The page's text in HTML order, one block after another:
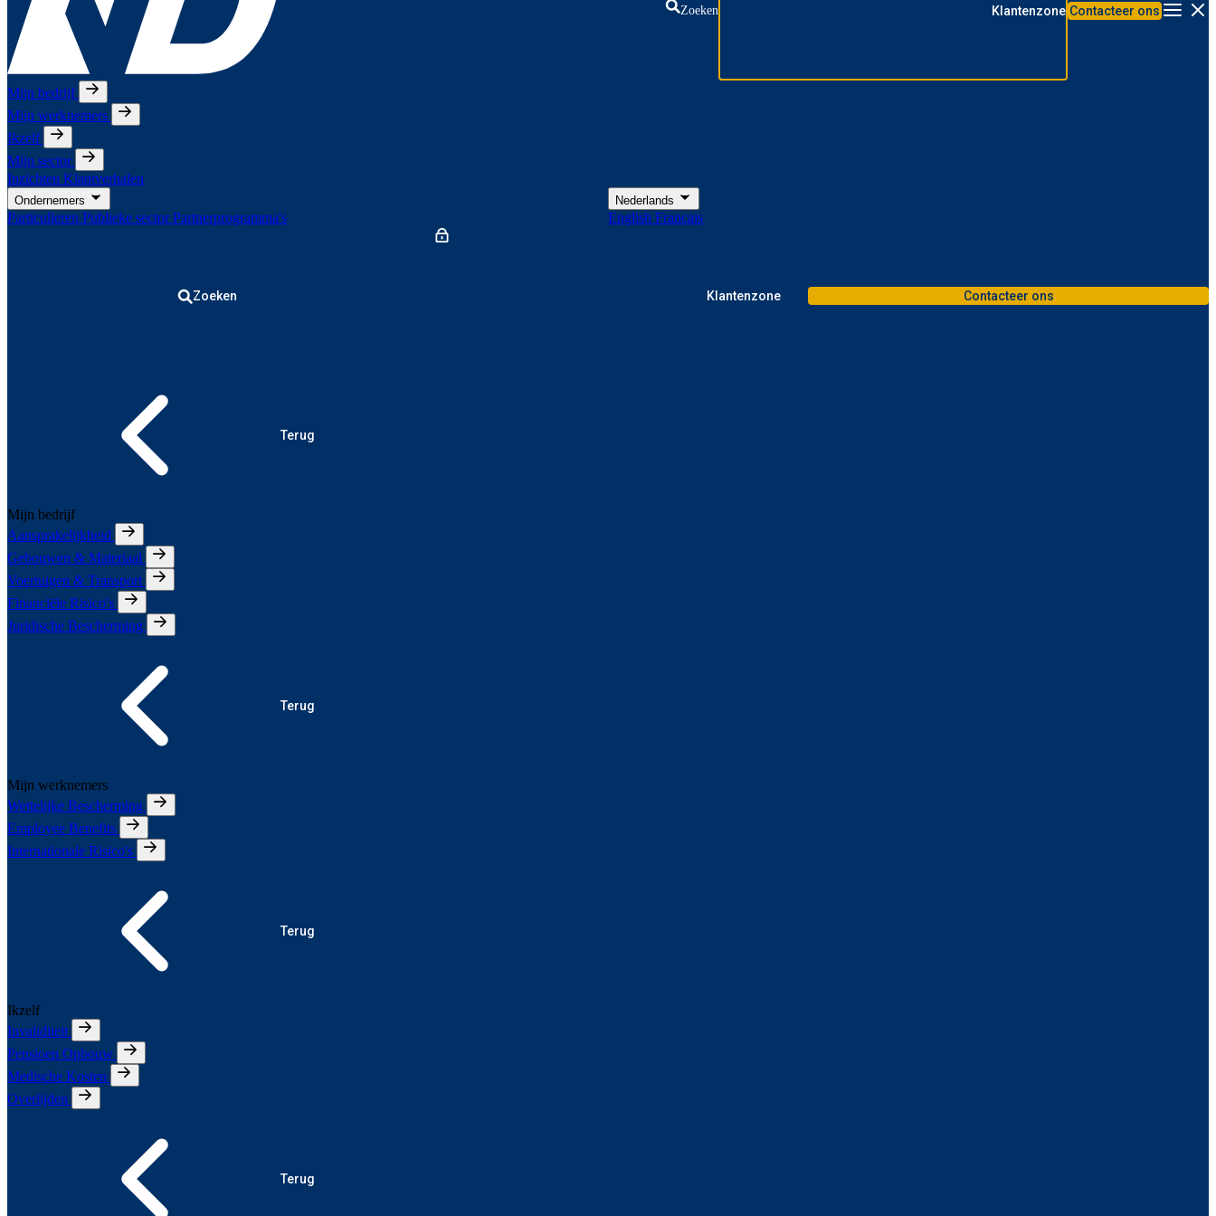
Zoeken Klantenzone Contacteer ons
Mijn bedrijf
Mijn werknemers
Ikzelf
Mijn sector
Inzichten Klantverhalen
Ondernemers
Particulieren Publieke sectorPartnerprogramma's
Nederlands
English Français
Zoeken Klantenzone Contacteer ons
Terug
Mijn bedrijf
Aansprakelijkheid
Gebouwen & Materiaal
Voertuigen & Transport
Financiële Risico's
Juridische Bescherming
Terug
Mijn werknemers
Wettelijke Bescherming
Employee Benefits
Internationale Risico's
Terug
Ikzelf
Invaliditeit
Pensioen Opbouw
Medische Kosten
Overlijden
Terug